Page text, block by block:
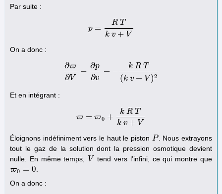
Par suite :
p =
R T
k v + V
p=R Tk v+V
On a donc :
∂ϖ
∂V
=
∂p
∂v
= −
k R T
(k v + V )2
∂ϖ∂ V= ∂p∂v =− k R T(k v+V)2
Et en intégrant :
ϖ = ϖ0 +
k R T
k v + V
ϖ=ϖ0+ k R Tk v+V
Éloignons indéfiniment vers le haut le piston P
P . Nous extrayons
tout le gaz de la solution dont la pression osmotique devient
nulle. En même temps, V
V
tend vers l’infini, ce qui montre que
ϖ0 = 0
ϖ0= 0
.
On a donc :